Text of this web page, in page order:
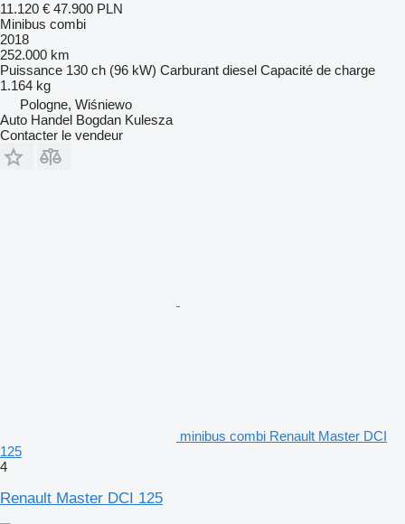
11.120 € 47.900 PLN
Minibus combi
2018
252.000 km
Puissance 130 ch (96 kW) Carburant diesel Capacité de charge
1.164 kg
Pologne, Wiśniewo
Auto Handel Bogdan Kulesza
Contacter le vendeur
minibus combi Renault Master DCI
125
4
Renault Master DCI 125